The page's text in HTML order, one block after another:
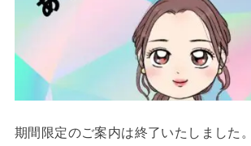
期間限定のご案内は終了いたしました。